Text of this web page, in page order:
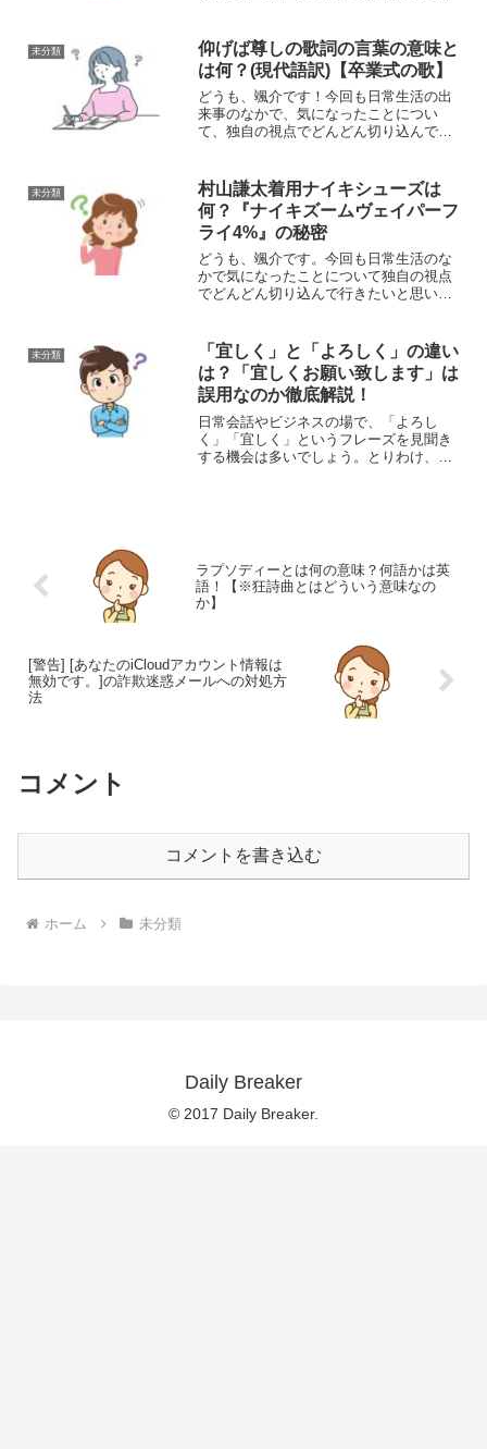
家族の人数や作りたい料理に応じて適切
な量を炊くには、生米の...
未分類
仰げば尊しの歌詞の言葉の意味と
は何？(現代語訳)【卒業式の歌】
どうも、颯介です！今回も日常生活の出
来事のなかで、気になったことについ
て、独自の視点でどんどん切り込んで行
のは、学校の卒業式のときの定番の歌
『仰げば尊し』の歌詞の意味に...
未分類
村山謙太着用ナイキシューズは
何？『ナイキズームヴェイパーフ
ライ4%』の秘密
どうも、颯介です。今回も日常生活のな
かで気になったことについて独自の視点
でどんどん切り込んで行きたいと思いま
ンに出場されている旭化成の村山謙太選
手の着用しているナイキの...
未分類
「宜しく」と「よろしく」の違い
は？「宜しくお願い致します」は
誤用なのか徹底解説！
日常会話やビジネスの場で、「よろし
く」「宜しく」というフレーズを見聞き
する機会は多いでしょう。とりわけ、
ラプソディーとは何の意味？何語かは英
語！【※狂詩曲とはどういう意味なの
か】
[警告] [あなたのiCloudアカウント情報は
無効です。]の詐欺迷惑メールへの対処方
法
コメント
コメントを書き込む
ホーム 未分類
Daily Breaker
© 2017 Daily Breaker.